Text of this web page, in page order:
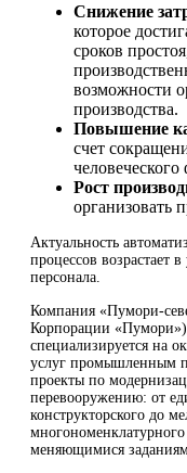
Снижение
которое
сроков
возможности
производства.
Повышение
счет
человеческого
Рост
организовать
Актуальность
процессов возрастает
персонала.
Компания «Пумори-
Корпорации «Пумори»)
специализируется на
услуг промышленным
проекты по
перевооружению: от
конструкторского до
многономенклатурного
меняющимися